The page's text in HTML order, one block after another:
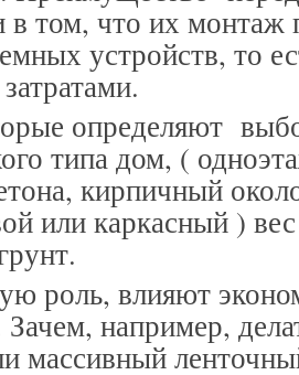
том, что их монтаж
устройств, то
определяют
типа дом, (
кирпичный
или каркасный )
роль, влияют
например,
массивный